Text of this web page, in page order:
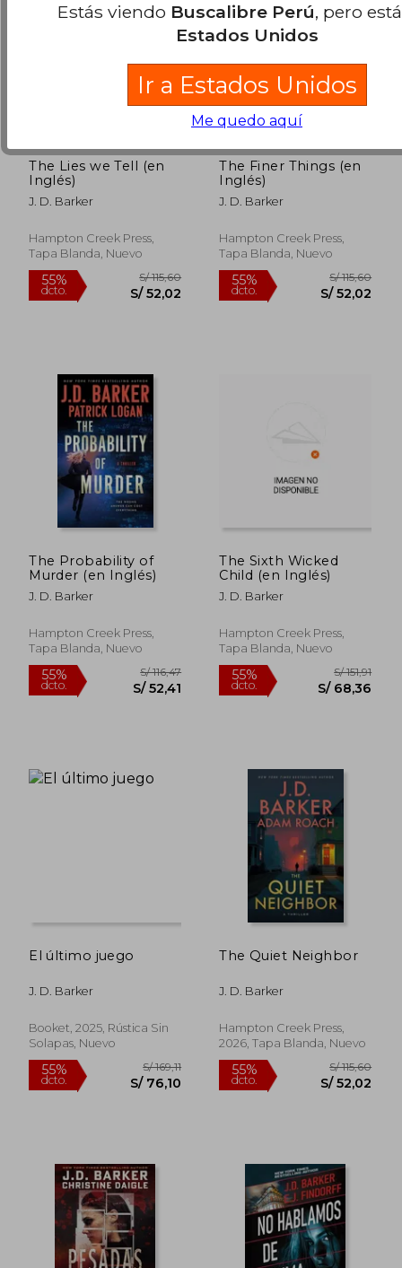
55%
dcto.
S/ 212,45 55%
dcto.
S/
The Lies we Tell (en
Inglés)
J. D. Barker
Hampton Creek Press,
Tapa Blanda, Nuevo
55%
dcto.
S/ 115,60
S/ 52,02
The Finer Things (en
Inglés)
J. D. Barker
Hampton Creek Press,
Tapa Blanda, Nuevo
55%
dcto.
The Probability of
Murder (en Inglés)
J. D. Barker
Hampton Creek Press,
Tapa Blanda, Nuevo
The Sixth Wicked
Child (en Inglés)
J. D. Barker
Hampton Creek Press,
Tapa Blanda, Nuevo
El último juego
J. D. Barker
Booket, 2025, Rústica Sin
Solapas, Nuevo
The Quiet Neighbor
J. D. Barker
Hampton Creek Press,
2026, Tapa Blanda, Nuevo
Estás viendo Buscalibre Perú, pero
Estados Unidos
Ir a Estados Unidos
Me quedo aquí